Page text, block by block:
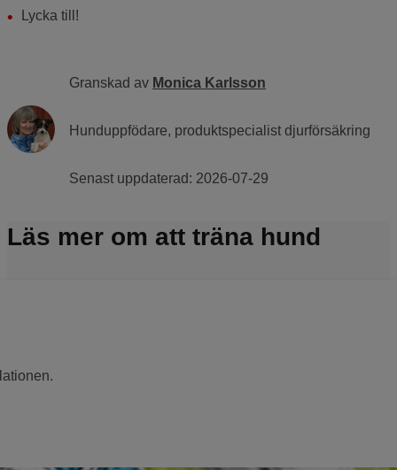
Lycka till!
Granskad av Monica Karlsson
Hunduppfödare, produktspecialist djurförsäkring
Senast uppdaterad: 2026-07-29
Läs mer om att träna hund